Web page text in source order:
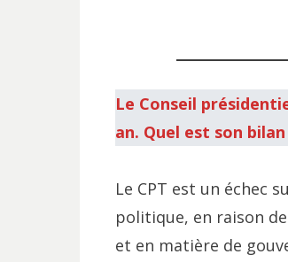
Le Conseil
an. Quel est son bilan
Le CPT est un échec
politique, en raison
et en matière de